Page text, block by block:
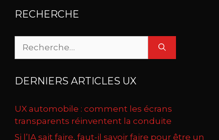
RECHERCHE
DERNIERS ARTICLES UX
UX automobile : comment les écrans
transparents réinventent la conduite
Si l’IA sait faire, faut-il savoir faire pour être un